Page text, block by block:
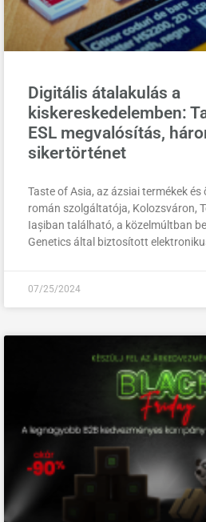
Digitális átalakulás a
kiskereskedelemben:
ESL megvalósítás,
sikertörténet
Taste of Asia, az ázsiai termékek és
román szolgáltatója, Kolozsváron,
Iașiban található, a közelmúltban
Genetics által biztosított
07/25/2024